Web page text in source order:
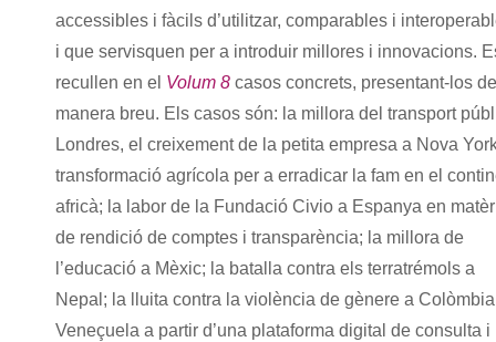
accessibles i fàcils d’utilitzar, comparables i
i que servisquen per a introduir millores i innovacions.
recullen en el Volum 8 casos concrets, presentant-los de
manera breu. Els casos són: la millora del transport
Londres, el creixement de la petita empresa a Nova
transformació agrícola per a erradicar la fam en el
africà; la labor de la Fundació Civio a Espanya en
de rendició de comptes i transparència; la millora de
l’educació a Mèxic; la batalla contra els terratrémols a
Nepal; la lluita contra la violència de gènere a
Veneçuela a partir d’una plataforma digital de consulta i